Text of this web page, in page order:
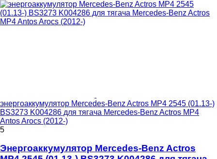
энергоаккумулятор Mercedes-Benz Actros MP4 2545 (01.13-)
BS3273 K004286 для тягача Mercedes-Benz Actros MP4
Antos Arocs (2012-)
5
Энергоаккумулятор Mercedes-Benz Actros